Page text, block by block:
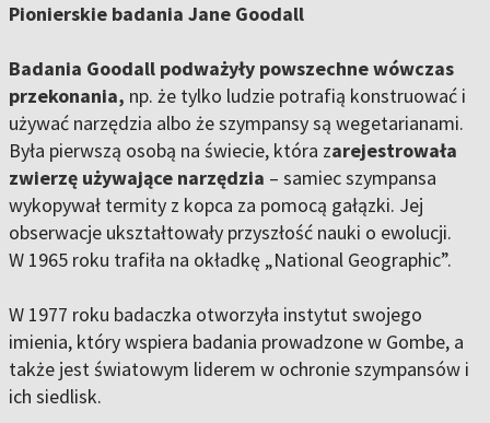
Pionierskie badania Jane Goodall
Badania Goodall podważyły powszechne wówczas
przekonania, np. że tylko ludzie potrafią konstruować i
używać narzędzia albo że szympansy są wegetarianami.
Była pierwszą osobą na świecie, która zarejestrowała
zwierzę używające narzędzia – samiec szympansa
wykopywał termity z kopca za pomocą gałązki. Jej
obserwacje ukształtowały przyszłość nauki o ewolucji.
W 1965 roku trafiła na okładkę „National Geographic”.
W 1977 roku badaczka otworzyła instytut swojego
imienia, który wspiera badania prowadzone w Gombe, a
także jest światowym liderem w ochronie szympansów i
ich siedlisk.